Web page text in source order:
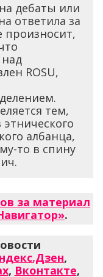
дебаты или
ответила за
произносит,
ROSU,
тем,
албанца,
то в спину
за материал
.
,
, Вконтакте,